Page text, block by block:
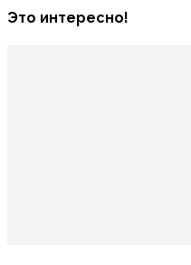
Это интересно!